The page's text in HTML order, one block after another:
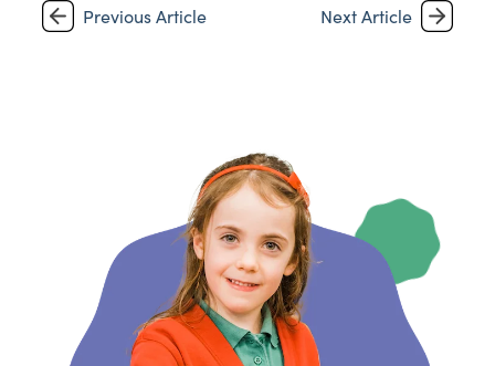
Previous Article Next Article